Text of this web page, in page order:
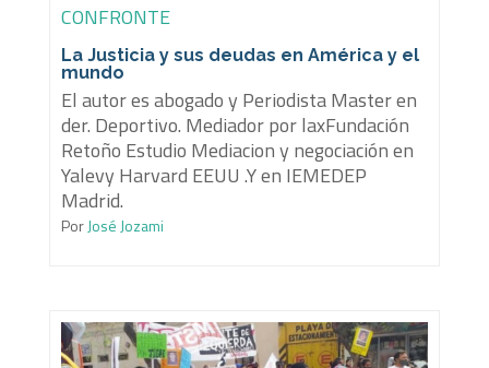
CONFRONTE
La Justicia y sus deudas en América y el
mundo
El autor es abogado y Periodista Master en
der. Deportivo. Mediador por laxFundación
Retoño Estudio Mediacion y negociación en
Yalevy Harvard EEUU .Y en IEMEDEP
Madrid.
PorJosé Jozami